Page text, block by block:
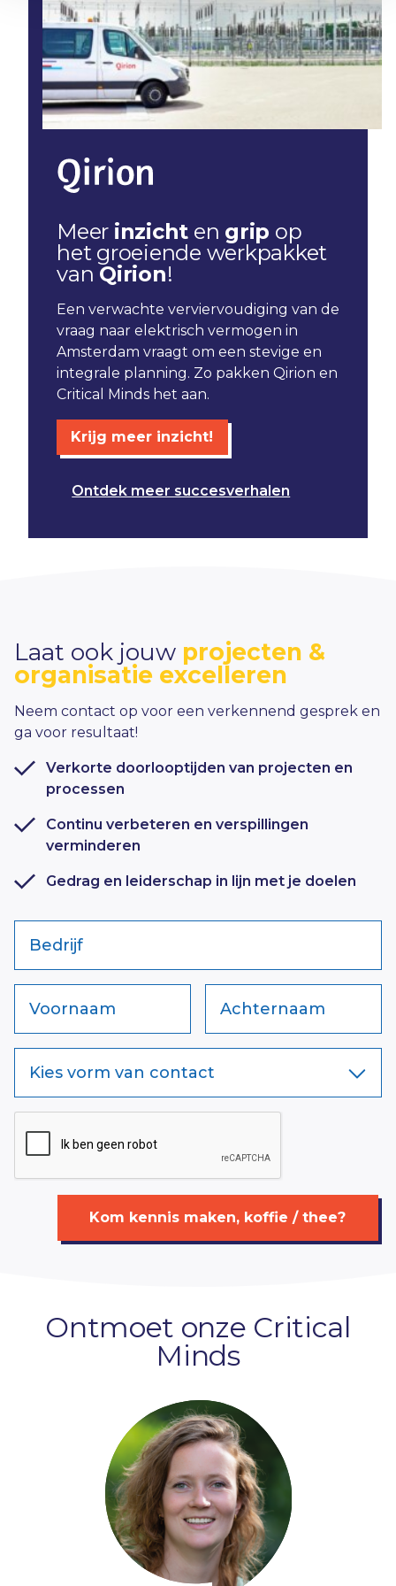
Meer inzicht en grip op
het groeiende werkpakket
van Qirion!
Een verwachte verviervoudiging van de
vraag naar elektrisch vermogen in
Amsterdam vraagt om een stevige en
integrale planning. Zo pakken Qirion en
Critical Minds het aan.
Krijg meer inzicht!
Ontdek meer succesverhalen
Laat ook jouw projecten &
organisatie excelleren
Neem contact op voor een verkennend gesprek en
ga voor resultaat!
Verkorte doorlooptijden van projecten en
processen
Continu verbeteren en verspillingen
verminderen
Gedrag en leiderschap in lijn met je doelen
Bedrijf
Voornaam Achternaam
Kies vorm van contact
Kom kennis maken, koffie / thee?
Ontmoet onze Critical
Minds